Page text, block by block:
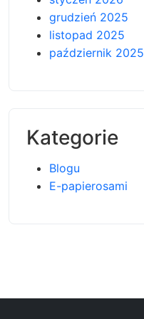
grudzień 2025
listopad 2025
październik 2025
Kategorie
Blogu
E-papierosami